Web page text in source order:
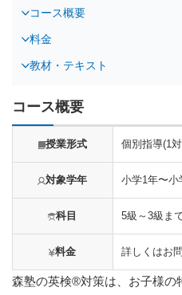
コース概要
料金
教材・テキスト
コース概要
授業形式 個別指導(1
対象学年 小学1年〜小
科目 5級～3級ま
料金 詳しくはお
森塾の英検®対策は、お子様の